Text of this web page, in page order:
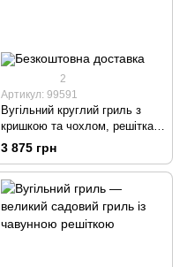
2
Артикул: 99591
Вугільний круглий гриль з
кришкою та чохлом, решітка
41 см
3 875 грн